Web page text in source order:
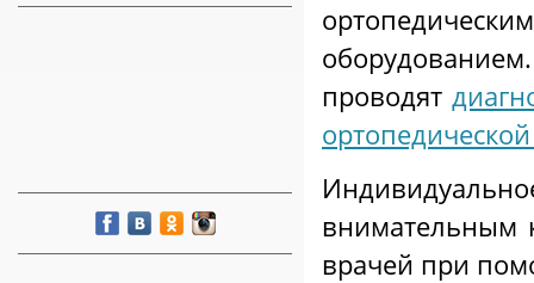
проводят
внимательным
врачей при